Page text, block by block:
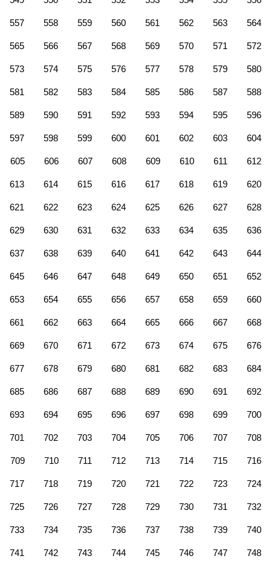
557 558 559 560 561 562 563 564
565 566 567 568 569 570 571 572
573 574 575 576 577 578 579 580
581 582 583 584 585 586 587 588
589 590 591 592 593 594 595 596
597 598 599 600 601 602 603 604
605 606 607 608 609 610 611 612
613 614 615 616 617 618 619 620
621 622 623 624 625 626 627 628
629 630 631 632 633 634 635 636
637 638 639 640 641 642 643 644
645 646 647 648 649 650 651 652
653 654 655 656 657 658 659 660
661 662 663 664 665 666 667 668
669 670 671 672 673 674 675 676
677 678 679 680 681 682 683 684
685 686 687 688 689 690 691 692
693 694 695 696 697 698 699 700
701 702 703 704 705 706 707 708
709 710 711 712 713 714 715 716
717 718 719 720 721 722 723 724
725 726 727 728 729 730 731 732
733 734 735 736 737 738 739 740
741 742 743 744 745 746 747 748